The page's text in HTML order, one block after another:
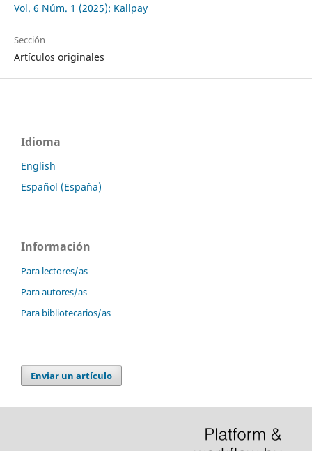
Vol. 6 Núm. 1 (2025): Kallpay
Sección
Artículos originales
Idioma
English
Español (España)
Información
Para lectores/as
Para autores/as
Para bibliotecarios/as
Enviar un artículo